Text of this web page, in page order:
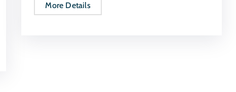
More Details